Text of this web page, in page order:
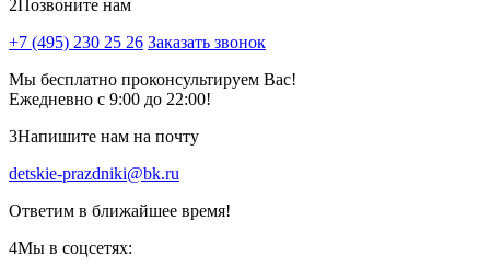
2Позвоните нам
+7 (495) 230 25 26 Заказать звонок
Мы бесплатно проконсультируем Вас!
Ежедневно с 9:00 до 22:00!
3Напишите нам на почту
detskie-prazdniki@bk.ru
Ответим в ближайшее время!
4Мы в соцсетях: